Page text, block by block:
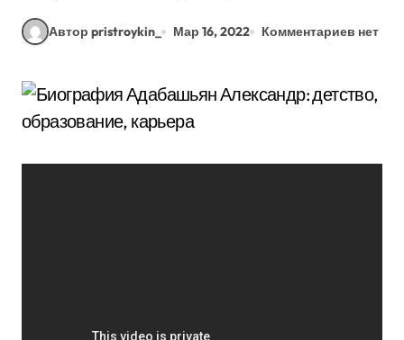
Автор pristroykin_ Мар 16, 2022 Комментариев нет